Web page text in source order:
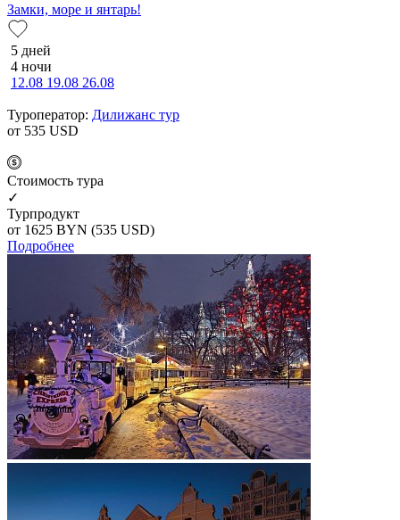
Замки, море и янтарь!
5 дней
4 ночи
12.08 19.08 26.08
Туроператор: Дилижанс тур
от 535 USD
Cтоимость тура
✓
Турпродукт
от 1625 BYN (535 USD)
Подробнее